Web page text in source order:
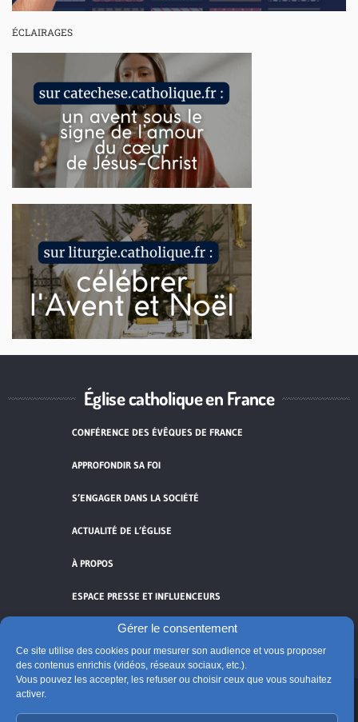
Gérer le consentement
Ce site utilise des cookies pour mesurer son audience et vous proposer
des contenus enrichis (vidéos, réseaux sociaux, etc.).
Vous pouvez les accepter, les refuser ou choisir ceux que vous souhaitez
activer.
ÉCLAIRAGES
Église catholique en France
CONFÉRENCE DES ÉVÊQUES DE FRANCE
APPROFONDIR SA FOI
S’ENGAGER DANS LA SOCIÉTÉ
ACTUALITÉ DE L’ÉGLISE
À PROPOS
ESPACE PRESSE ET INFLUENCEURS
Cliquez pour accepter les cookies de